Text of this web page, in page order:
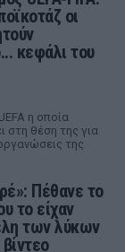
οι
κεφάλι του
η οποία
στη θέση της για
της
Πέθανε το
το είχαν
των λύκων